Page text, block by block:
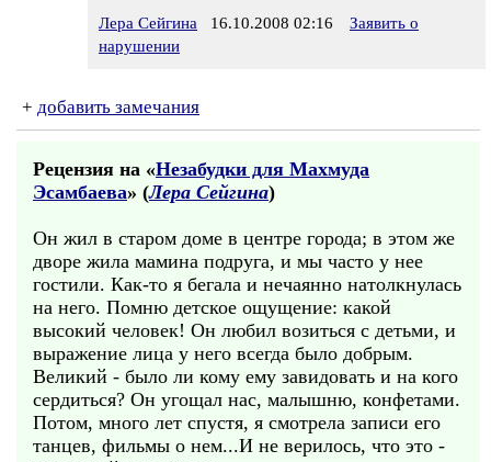
Лера Сейгина 16.10.2008 02:16
Заявить о
нарушении
+ добавить замечания
Рецензия на «Незабудки для Махмуда
Эсамбаева» (Лера Сейгина)
Он жил в старом доме в центре города; в этом же
дворе жила мамина подруга, и мы часто у нее
гостили. Как-то я бегала и нечаянно натолкнулась
на него. Помню детское ощущение: какой
высокий человек! Он любил возиться с детьми, и
выражение лица у него всегда было добрым.
Великий - было ли кому ему завидовать и на кого
сердиться? Он угощал нас, малышню, конфетами.
Потом, много лет спустя, я смотрела записи его
танцев, фильмы о нем...И не верилось, что это -